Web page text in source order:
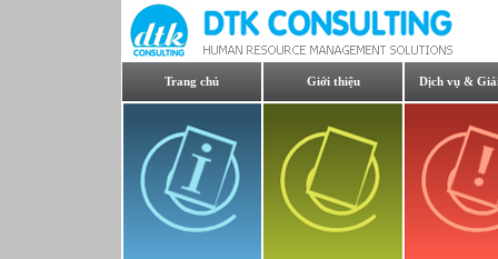
Trang chủ Giới thiệu Dịch vụ &